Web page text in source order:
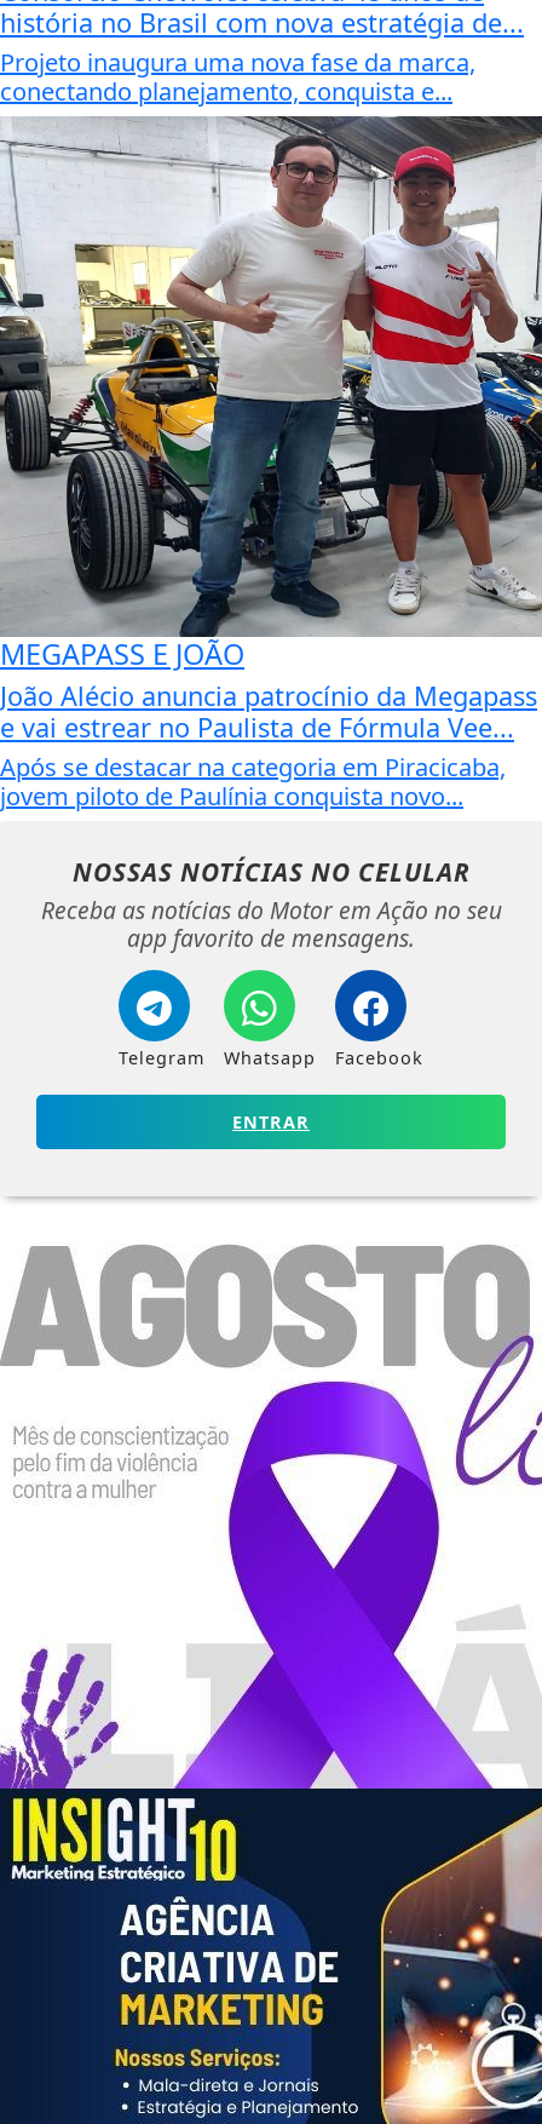
história no Brasil com nova estratégia de...
Projeto inaugura uma nova fase da marca,
conectando planejamento, conquista e...
MEGAPASS E JOÃO
João Alécio anuncia patrocínio da Megapass
e vai estrear no Paulista de Fórmula Vee...
Após se destacar na categoria em Piracicaba,
jovem piloto de Paulínia conquista novo...
NOSSAS NOTÍCIAS NO CELULAR
Receba as notícias do Motor em Ação no seu
app favorito de mensagens.
Telegram Whatsapp Facebook
ENTRAR